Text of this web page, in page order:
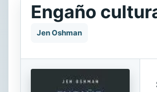
Engaño
Jen Oshman